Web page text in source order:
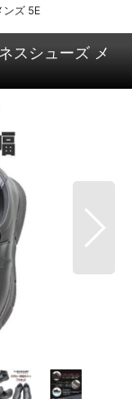
ズ 5E
スシューズ メ